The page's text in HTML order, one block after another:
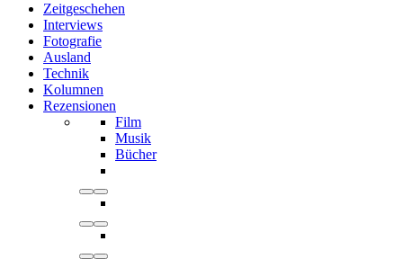
Zeitgeschehen
Interviews
Fotografie
Ausland
Technik
Kolumnen
Rezensionen
Film
Musik
Bücher